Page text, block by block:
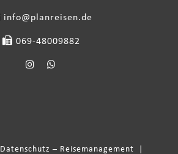
info@planreisen.de
069-48009882
Datenschutz – Reisemanagement